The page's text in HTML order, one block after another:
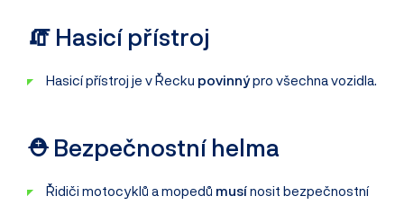
🧯 Hasicí přístroj
Hasicí přístroj je v Řecku povinnýpro všechna vozidla.
⛑️ Bezpečnostní helma
Řidiči motocyklů a mopedů musínosit bezpečnostní